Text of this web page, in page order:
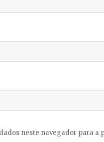
neste navegador para a